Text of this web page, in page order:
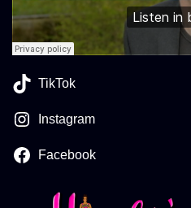
TikTok
Instagram
Facebook